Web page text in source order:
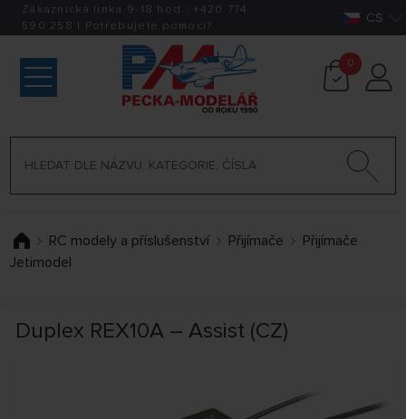
Zákaznická linka 9-18 hod.: +420 774
590 258 | Potřebujete pomoci? CS
0
RC modely a příslušenství Přijímače
Přijímače
Jetimodel
Duplex REX10A – Assist (CZ)